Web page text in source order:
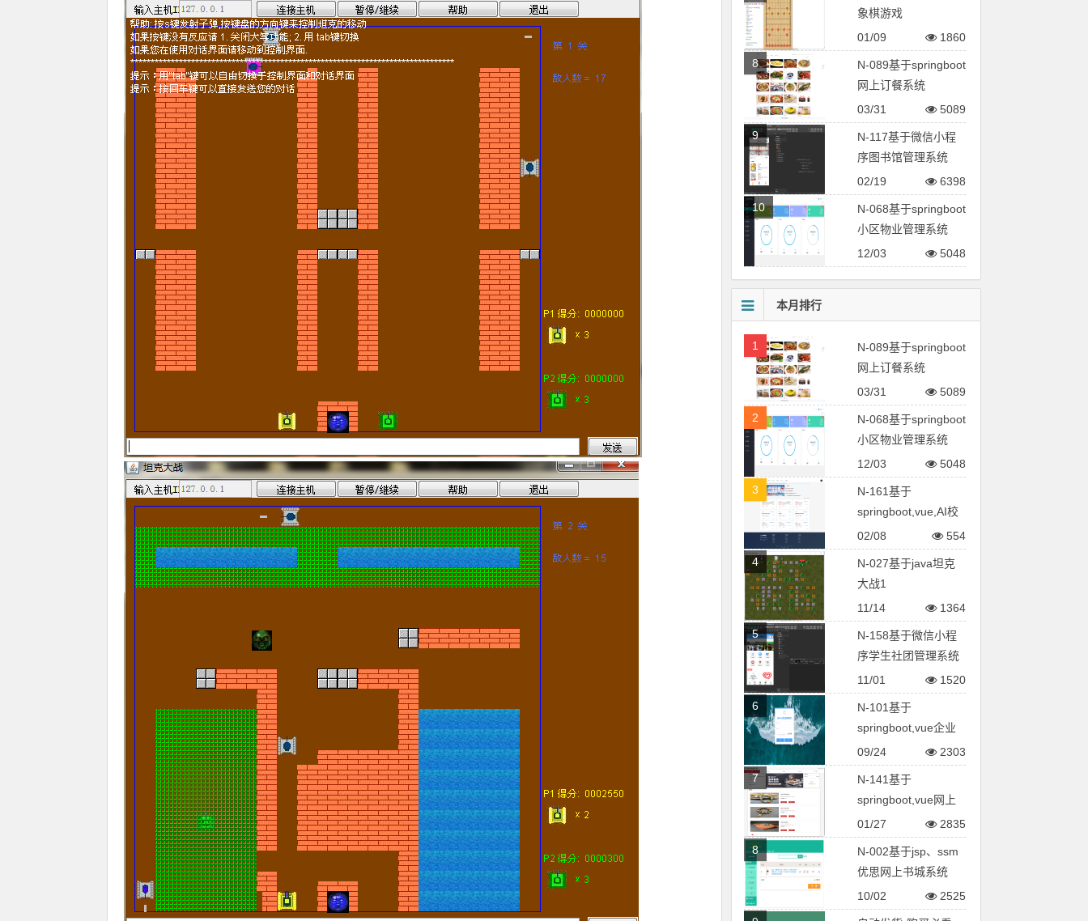
象棋游戏
01/09
1860
8
N-089基于springboot
网上订餐系统
03/31
5089
9
N-117基于微信小程
序图书馆管理系统
02/19
6398
10
N-068基于springboot
小区物业管理系统
12/03
5048
本月排行
1
N-089基于springboot
网上订餐系统
03/31
5089
2
N-068基于springboot
小区物业管理系统
12/03
5048
3
N-161基于
springboot,vue,AI校
园招聘系统
02/08
554
4
N-027基于java坦克
大战1
11/14
1364
5
N-158基于微信小程
序学生社团管理系统
11/01
1520
6
N-101基于
springboot,vue企业
网盘系统
09/24
2303
7
N-141基于
springboot,vue网上
拍卖平台
01/27
2835
8
N-002基于jsp、ssm
优思网上书城系统
10/02
2525